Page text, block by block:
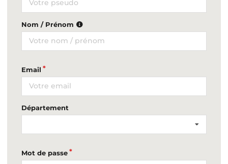
Nom / Prénom
Email
Département
Mot de passe